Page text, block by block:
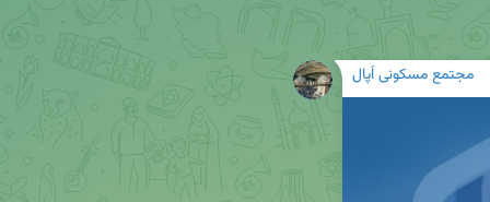
مجتمع مسکونی اُپال